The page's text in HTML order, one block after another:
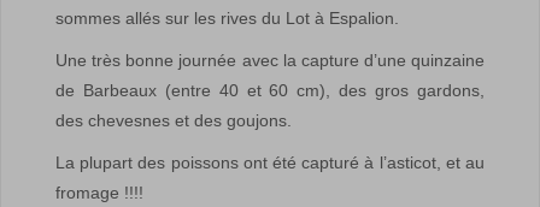
sommes allés sur les rives du Lot à Espalion.
Une très bonne journée avec la capture d’une quinzaine
de Barbeaux (entre 40 et 60 cm), des gros gardons,
des chevesnes et des goujons.
La plupart des poissons ont été capturé à l’asticot, et au
fromage !!!!